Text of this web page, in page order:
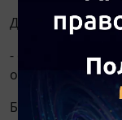
Дебет
91 Кредит
- списана
оценкой ЧИА
Б) Если